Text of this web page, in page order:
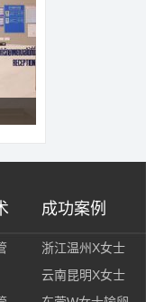
成功案例
浙江温州X女士
云南昆明X女士